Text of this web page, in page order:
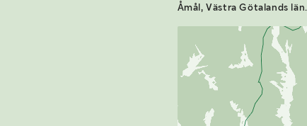
Åmål, Västra Götalands län.